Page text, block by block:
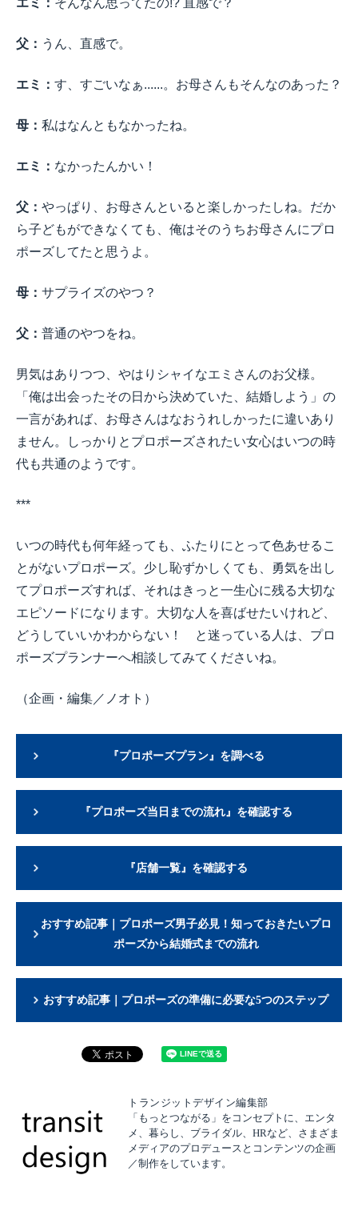
父： うん、直感で。
エミ： す、すごいなぁ......。お母さんもそんなのあった？
母： 私はなんともなかったね。
エミ： なかったんかい！
父： やっぱり、お母さんといると楽しかったしね。だか
ら子どもができなくても、俺はそのうちお母さんにプロ
ポーズしてたと思うよ。
母： サプライズのやつ？
父： 普通のやつをね。
男気はありつつ、やはりシャイなエミさんのお父様。
「俺は出会ったその日から決めていた、結婚しよう」の
一言があれば、お母さんはなおうれしかったに違いあり
ません。しっかりとプロポーズされたい女心はいつの時
代も共通のようです。
***
いつの時代も何年経っても、ふたりにとって色あせるこ
とがないプロポーズ。少し恥ずかしくても、勇気を出し
てプロポーズすれば、それはきっと一生心に残る大切な
エピソードになります。大切な人を喜ばせたいけれど、
どうしていいかわからない！ と迷っている人は、プロ
ポーズプランナーへ相談してみてくださいね。
（企画・編集／ノオト）
『プロポーズプラン』を調べる
『プロポーズ当日までの流れ』を確認する
『店舗一覧』を確認する
おすすめ記事｜プロポーズ男子必見！知っておきたいプロ
ポーズから結婚式までの流れ
おすすめ記事｜プロポーズの準備に必要な5つのステップ
トランジットデザイン編集部
「もっとつながる」をコンセプトに、エンタ
メ、暮らし、ブライダル、HRなど、さまざま
メディアのプロデュースとコンテンツの企画
／制作をしています。